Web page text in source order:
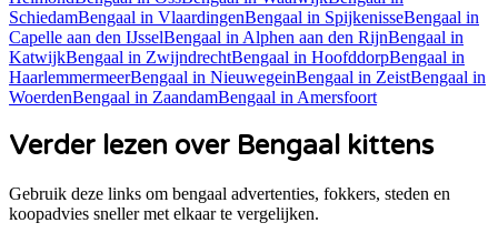
SchiedamBengaal in VlaardingenBengaal in SpijkenisseBengaal in
Capelle aan den IJsselBengaal in Alphen aan den RijnBengaal in
KatwijkBengaal in ZwijndrechtBengaal in HoofddorpBengaal in
HaarlemmermeerBengaal in NieuwegeinBengaal in ZeistBengaal in
WoerdenBengaal in ZaandamBengaal in Amersfoort
Verder lezen over Bengaal kittens
Gebruik deze links om bengaal advertenties, fokkers, steden en
koopadvies sneller met elkaar te vergelijken.